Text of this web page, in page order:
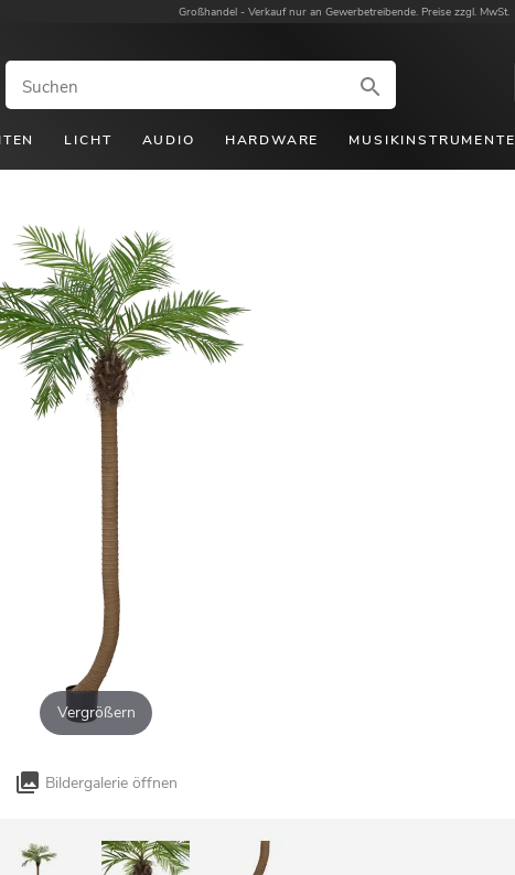
Großhandel - Verkauf nur an Gewerbetreibende. Preise zzgl. MwSt.
LICHT AUDIO HARDWARE MUSIKINSTRUMENTE
Vergrößern
Bildergalerie öffnen